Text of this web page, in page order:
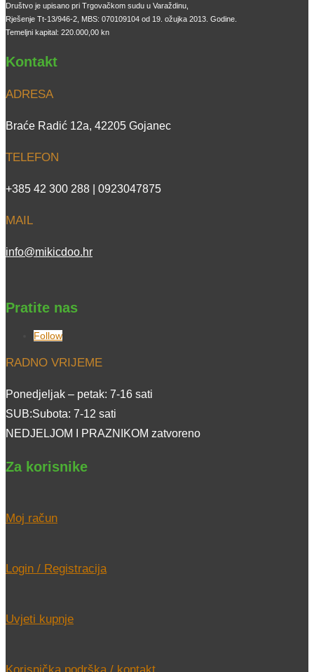
Društvo je upisano pri Trgovačkom sudu u Varaždinu,
Rješenje Tt-13/946-2, MBS: 070109104 od 19. ožujka 2013. Godine.
Temeljni kapital: 220.000,00 kn
Kontakt
ADRESA
Braće Radić 12a, 42205 Gojanec
TELEFON
+385 42 300 288 | 0923047875
MAIL
info@mikicdoo.hr
Pratite nas
Follow
RADNO VRIJEME
Ponedjeljak – petak: 7-16 sati
SUB:Subota: 7-12 sati
NEDJELJOM I PRAZNIKOM zatvoreno
Za korisnike
Moj račun
Login / Registracija
Uvjeti kupnje
Korisnička podrška / kontakt